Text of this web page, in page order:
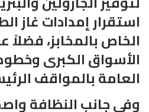
استقرار إمدادات غاز
الخاص بالمخابز،
الأسواق الكبرى
العامة بالمواقف
وفي جانب النظافة